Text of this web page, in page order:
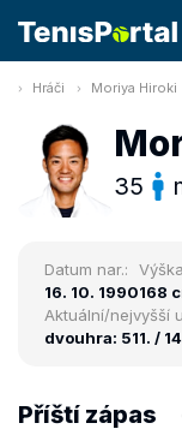
Hráči Moriya Hiroki
35
Datum nar.:
16. 10. 1990168
Aktuální/nejvyšší
dvouhra: 511. /
Příští zápas